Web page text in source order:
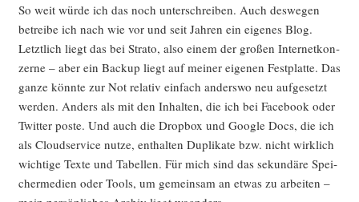
So weit wür­de ich das noch unter­schrei­ben. Auch des­we­gen
betrei­be ich nach wie vor und seit Jah­ren ein eige­nes Blog.
Letzt­lich liegt das bei Stra­to, also einem der gro­ßen Inter­net­kon­
zer­ne – aber ein Back­up liegt auf mei­ner eige­nen Fest­plat­te. Das
gan­ze könn­te zur Not rela­tiv ein­fach anders­wo neu auf­ge­setzt
wer­den. Anders als mit den Inhal­ten, die ich bei Face­book oder
Twit­ter pos­te. Und auch die Drop­box und Goog­le Docs, die ich
als Cloud­ser­vice nut­ze, ent­hal­ten Dupli­ka­te bzw. nicht wirk­lich
wich­ti­ge Tex­te und Tabel­len. Für mich sind das sekun­dä­re Spei­
cher­me­di­en oder Tools, um gemein­sam an etwas zu arbei­ten –